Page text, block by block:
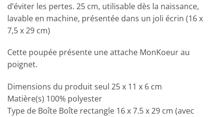
d’éviter les pertes. 25 cm, utilisable dès la naissance,
lavable en machine, présentée dans un joli écrin (16 x
7,5 x 29 cm)
Cette poupée présente une attache MonKoeur au
poignet.
Dimensions du produit seul 25 x 11 x 6 cm
Matière(s) 100% polyester
Type de Boîte Boîte rectangle 16 x 7.5 x 29 cm (avec